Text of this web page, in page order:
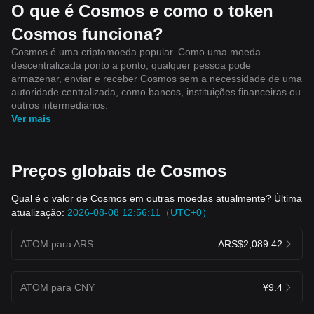
O que é Cosmos e como o token
Cosmos funciona?
Cosmos é uma criptomoeda popular. Como uma moeda
descentralizada ponto a ponto, qualquer pessoa pode
armazenar, enviar e receber Cosmos sem a necessidade de uma
autoridade centralizada, como bancos, instituições financeiras ou
outros intermediários.
Ver mais
Preços globais de Cosmos
Qual é o valor de Cosmos em outras moedas atualmente? Última
atualização: 2026-08-08 12:56:11（UTC+0）
ATOM para ARS ARS$2,089.42
ATOM para CNY ¥9.4